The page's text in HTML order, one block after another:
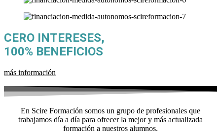
CERO INTERESES,
100% BENEFICIOS
más información
En Scire Formación somos un grupo de profesionales que
trabajamos día a día para ofrecer la mejor y más actualizada
formación a nuestros alumnos.